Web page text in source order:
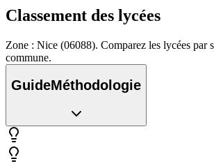
Classement des lycées
Zone : Nice (06088). Comparez les lycées par
commune.
GuideMéthodologie